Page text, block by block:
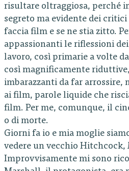
risultare oltraggiosa, perché
segreto ma evidente dei
faccia film e se ne stia zitto.
appassionanti le riflessioni
lavoro, così primarie a volte
così magnificamente
imbarazzanti da far arrossire,
ai film, parole liquide che
film. Per me, comunque, il
o di morte.
Giorni fa io e mia moglie
vedere un vecchio Hitchcock,
Improvvisamente mi sono